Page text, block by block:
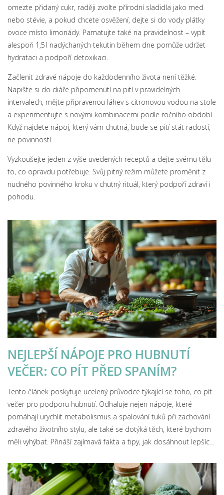
omezte přidaný cukr, raději zvolte přírodní sladidla jako med
nebo stévie, a pokud chcete osvěžení, dejte si do vody plátky
ovoce místo limonády. Pamatujte také na pravidelnost – vypít
alespoň 1,5 l nadýchaných tekutin během dne pomůže udržet
hydrataci a podpoří detoxikaci.
Začlenit zdravé nápoje do každodenního života není těžké.
Napište si do diáře připomenutí na pití v pravidelných
intervalech, mějte připravenou láhev s citronovou vodou na stole
a experimentujte s novými kombinacemi podle ročního období.
Když najdete nápoj, který vám chutná, bude se pití stát radostí,
ne povinností.
Vyzkoušejte jeden z výše uvedených receptů a dejte svému tělu
to, co opravdu potřebuje. Svůj pitný režim můžete proměnit z
nudného povinného kroku v chutný rituál, který podpoří zdraví i
pohodu.
NEJLEPŠÍ NÁPOJE PRO HUBNUTÍ
VEČER: CO PÍT PŘED SPANÍM?
Tento článek poskytuje ucelený průvodce týkající se toho, co pít
večer pro podporu hubnutí. Odhaluje nejen nápoje, které
pomáhají urychlit metabolismus a spalování tuků při zachování
zdravého životního stylu, ale také se dotýká těch, které bychom
měli vyhýbat. Přináší zajímavá fakta a tipy, jak dosáhnout lepších